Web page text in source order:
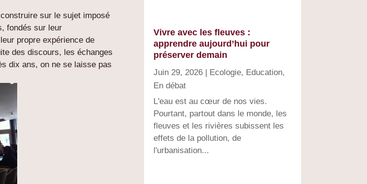
sur le sujet imposé
fondés sur leur
propre expérience de
des discours, les échanges
dix ans, on ne se laisse pas
Vivre avec les fleuves :
apprendre aujourd’hui pour
préserver demain
Juin 29, 2026| Ecologie, Education,
En débat
L'eau est au cœur de nos vies.
Pourtant, partout dans le monde, les
fleuves et les rivières subissent les
effets de la pollution, de
l'urbanisation...